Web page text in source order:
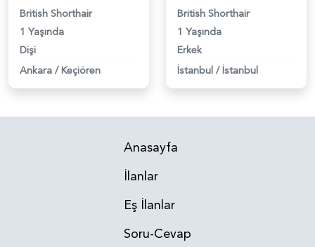
British Shorthair
1 Yaşında
Dişi
Ankara / Keçiören
British Shorthair
1 Yaşında
Erkek
İstanbul / İstanbul
Anasayfa
İlanlar
Eş İlanlar
Soru-Cevap